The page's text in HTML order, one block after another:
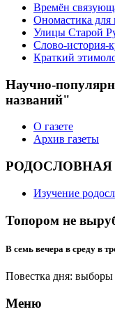
Времён
Ономастика для
Улицы Старой
Слово-история-
Краткий
Научно-
названий"
О газете
Архив газеты
РОДОСЛОВНАЯ
Изучение
Топором не
В семь вечера в среду в
Повестка дня: выборы
Меню